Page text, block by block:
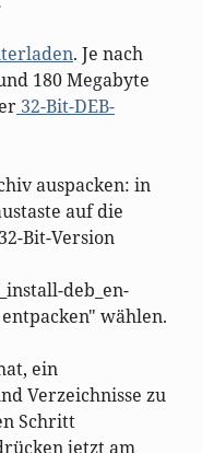
. Je nach
180 Megabyte
32-Bit-DEB-
auspacken: in
auf die
Bit-Version
deb_en-
wählen.
ein
Verzeichnisse zu
Schritt
jetzt am